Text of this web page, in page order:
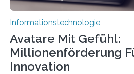
Informationstechnologie
Avatare Mit Gefühl:
Millionenförderung
Innovation